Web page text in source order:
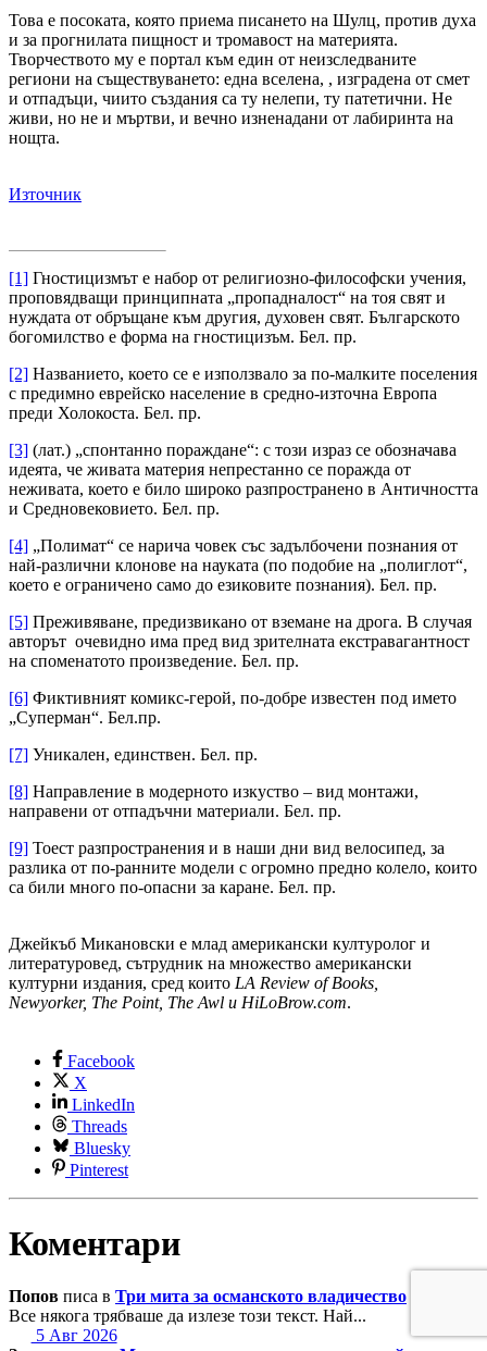
Това е посоката, която приема писането на Шулц, против духа
и за прогнилата пищност и тромавост на материята.
Творчеството му е портал към един от неизследваните
региони на съществуването: една вселена, , изградена от смет
и отпадъци, чиито създания са ту нелепи, ту патетични. Не
живи, но не и мъртви, и вечно изненадани от лабиринта на
нощта.
Източник
[1] Гностицизмът е набор от религиозно-философски учения,
проповядващи принципната „пропадналост“ на тоя свят и
нуждата от обръщане към другия, духовен свят. Българското
богомилство е форма на гностицизъм. Бел. пр.
[2] Названието, което се е използвало за по-малките поселения
с предимно еврейско население в средно-източна Европа
преди Холокоста. Бел. пр.
[3] (лат.) „спонтанно пораждане“: с този израз се обозначава
идеята, че живата материя непрестанно се поражда от
неживата, което е било широко разпространено в Античността
и Средновековието. Бел. пр.
[4] „Полимат“ се нарича човек със задълбочени познания от
най-различни клонове на науката (по подобие на „полиглот“,
което е ограничено само до езиковите познания). Бел. пр.
[5] Преживяване, предизвикано от вземане на дрога. В случая
авторът очевидно има пред вид зрителната екстравагантност
на споменатото произведение. Бел. пр.
[6] Фиктивният комикс-герой, по-добре известен под името
„Суперман“. Бел.пр.
[7] Уникален, единствен. Бел. пр.
[8] Направление в модерното изкуство – вид монтажи,
направени от отпадъчни материали. Бел. пр.
[9] Тоест разпространения и в наши дни вид велосипед, за
разлика от по-ранните модели с огромно предно колело, които
са били много по-опасни за каране. Бел. пр.
Джейкъб Микановски е млад американски културолог и
литературовед, сътрудник на множество американски
културни издания, сред които LA Review of Books,
Newyorker, The Point, The Awl и HiLoBrow.com.
Facebook
X
LinkedIn
Threads
Bluesky
Pinterest
Коментари
Попов писа в Три мита за османското владичество
Все някога трябваше да излезе този текст. Най...
5 Авг 2026